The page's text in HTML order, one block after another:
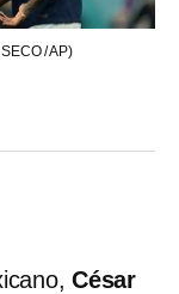
/ AP)
César